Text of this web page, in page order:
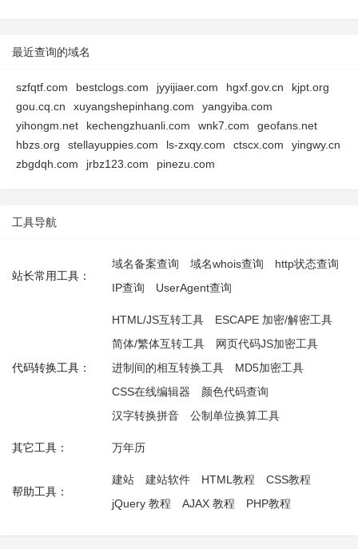
最近查询的域名
szfqtf.com bestclogs.com jyyijiaer.com hgxf.gov.cn
kjpt.org
gou.cq.cn
xuyangshepinhang.com
yangyiba.com
yihongm.net
kechengzhuanli.com wnk7.com
geofans.net
hbzs.org
stellayuppies.com ls-zxqy.com ctscx.com
yingwy.cn
zbgdqh.com
jrbz123.com pinezu.com
工具导航
站长常用工具：
域名备案查询 域名whois查询
http状态查询
IP查询
UserAgent查询
代码转换工具：
HTML/JS互转工具
ESCAPE 加密/解密工具
简体/繁体互转工具
网页代码JS加密工具
进制间的相互转换工具
MD5加密工具
CSS在线编辑器
颜色代码查询
汉字转换拼音
公制单位换算工具
其它工具： 万年历
帮助工具：
建站 建站软件 HTML教程
CSS教程
jQuery 教程
AJAX 教程 PHP教程